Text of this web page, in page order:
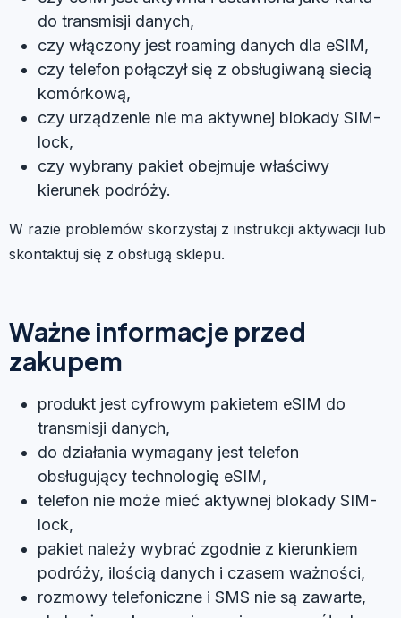
do transmisji danych,
czy włączony jest roaming danych dla eSIM,
czy telefon połączył się z obsługiwaną siecią
komórkową,
czy urządzenie nie ma aktywnej blokady SIM-
lock,
czy wybrany pakiet obejmuje właściwy
kierunek podróży.
W razie problemów skorzystaj z instrukcji aktywacji lub
skontaktuj się z obsługą sklepu.
Ważne informacje przed
zakupem
produkt jest cyfrowym pakietem eSIM do
transmisji danych,
do działania wymagany jest telefon
obsługujący technologię eSIM,
telefon nie może mieć aktywnej blokady SIM-
lock,
pakiet należy wybrać zgodnie z kierunkiem
podróży, ilością danych i czasem ważności,
rozmowy telefoniczne i SMS nie są zawarte,